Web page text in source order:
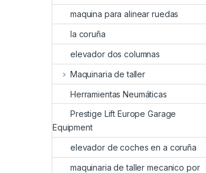
maquina para alinear ruedas
la coruña
elevador dos columnas
Maquinaria de taller
Herramientas Neumáticas
Prestige Lift Europe Garage
Equipment
elevador de coches en a coruña
maquinaria de taller mecanico por